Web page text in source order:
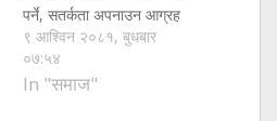
पर्ने, सतर्कता अपनाउन आग्रह
९ आश्विन २०८१, बुधबार
०७:५४
In "समाज"